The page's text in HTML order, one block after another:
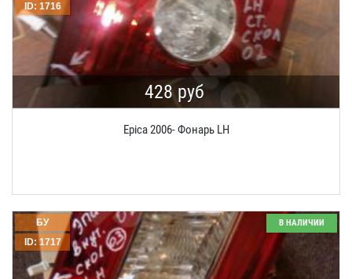
Epica 2006- Фонарь LH
ID: 1716
428 руб
ID: 1717
БУ В НАЛИЧИИ